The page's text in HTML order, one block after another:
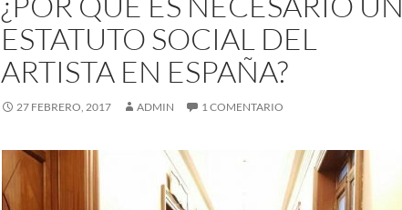
ESTATUTO SOCIAL DEL
ARTISTA EN ESPAÑA?
27 FEBRERO, 2017 ADMIN 1 COMENTARIO